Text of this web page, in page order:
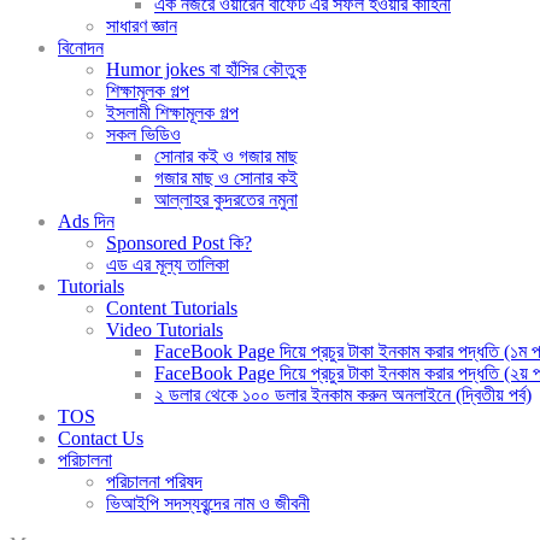
এক নজরে ওয়ারেন বাফেট এর সফল হওয়ার কাহিনী
সাধারণ জ্ঞান
বিনোদন
Humor jokes বা হাঁসির কৌতুক
শিক্ষামূলক গল্প
ইসলামী শিক্ষামূলক গল্প
সকল ভিডিও
সোনার কই ও গজার মাছ
গজার মাছ ও সোনার কই
আল্লাহর কুদরতের নমুনা
Ads দিন
Sponsored Post কি?
এড এর মূল্য তালিকা
Tutorials
Content Tutorials
Video Tutorials
FaceBook Page দিয়ে প্রচুর টাকা ইনকাম করার পদ্ধতি (১ম
FaceBook Page দিয়ে প্রচুর টাকা ইনকাম করার পদ্ধতি (২য়
২ ডলার থেকে ১০০ ডলার ইনকাম করুন অনলাইনে (দ্বিতীয় পর্ব)
TOS
Contact Us
পরিচালনা
পরিচালনা পরিষদ
ভিআইপি সদস্যবৃন্দের নাম ও জীবনী